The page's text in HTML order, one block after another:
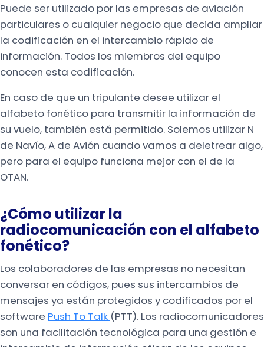
Puede ser utilizado por las empresas de aviación
particulares o cualquier negocio que decida ampliar
la codificación en el intercambio rápido de
información. Todos los miembros del equipo
conocen esta codificación.
En caso de que un tripulante desee utilizar el
alfabeto fonético para transmitir la información de
su vuelo, también está permitido. Solemos utilizar N
de Navío, A de Avión cuando vamos a deletrear algo,
pero para el equipo funciona mejor con el de la
OTAN.
¿Cómo utilizar la
radiocomunicación con el alfabeto
fonético?
Los colaboradores de las empresas no necesitan
conversar en códigos, pues sus intercambios de
mensajes ya están protegidos y codificados por el
software Push To Talk (PTT). Los radiocomunicadores
son una facilitación tecnológica para una gestión e